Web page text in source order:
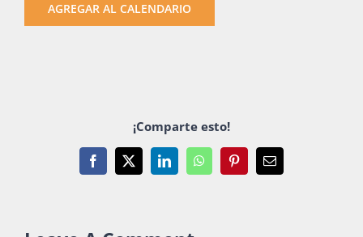
AGREGAR AL CALENDARIO
¡Comparte esto!
Facebook
X LinkedInWhatsAppPinterestEmail